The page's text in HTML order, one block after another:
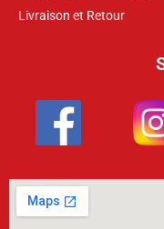
Livraison et Retour